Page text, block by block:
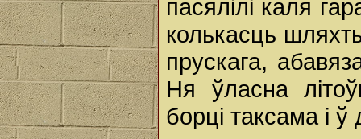
пасялілі каля
колькасць
прускага,
Ня ўласна
борці таксама і